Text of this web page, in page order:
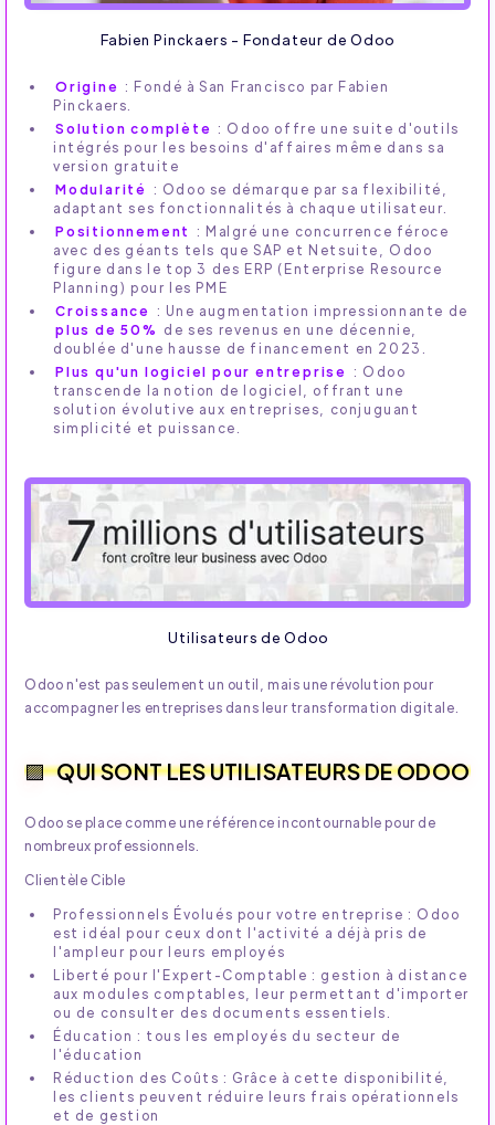
Fabien Pinckaers - Fondateur de Odoo
Origine : Fondé à San Francisco par Fabien
Pinckaers.
Solution complète : Odoo offre une suite d'outils
intégrés pour les besoins d'affaires même dans sa
version gratuite
Modularité : Odoo se démarque par sa flexibilité,
adaptant ses fonctionnalités à chaque utilisateur.
Positionnement
: Malgré une concurrence féroce
avec des géants tels que SAP et Netsuite, Odoo
figure dans le top 3 des ERP (Enterprise Resource
Planning) pour les PME
Croissance : Une augmentation impressionnante de
plus de 50% de ses revenus en une décennie,
doublée d'une hausse de financement en 2023.
Plus qu'un logiciel pour entreprise : Odoo
transcende la notion de logiciel, offrant une
solution évolutive aux entreprises, conjuguant
simplicité et puissance.
Utilisateurs de Odoo
Odoo n'est pas seulement un outil, mais une révolution pour
accompagner les entreprises dans leur transformation digitale.
QUI SONT LES UTILISATEURS DE ODOO
Odoo se place comme une référence incontournable pour de
nombreux professionnels.
Clientèle Cible
Professionnels Évolués pour votre entreprise : Odoo
est idéal pour ceux dont l'activité a déjà pris de
l'ampleur pour leurs employés
Liberté pour l'Expert-Comptable : gestion à distance
aux modules comptables, leur permettant d'importer
ou de consulter des documents essentiels.
Éducation : tous les employés du secteur de
l'éducation
Réduction des Coûts : Grâce à cette disponibilité,
les clients peuvent réduire leurs frais opérationnels
et de gestion